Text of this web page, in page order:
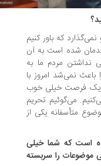
که باور کنیم
شده است به آن
مردم ما به
امروز با
خیلی خوب
می‌گوئیم تحریم
یکی از
که شما خیلی
را سربسته